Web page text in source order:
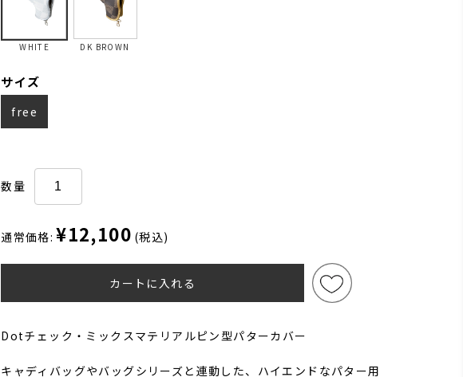
WHITE DK BROWN
サイズ
free
数量
通常価格: ¥12,100 (税込)
カートに入れる
Dotチェック・ミックスマテリアルピン型パターカバー
キャディバッグやバッグシリーズと連動した、ハイエンドなパター用